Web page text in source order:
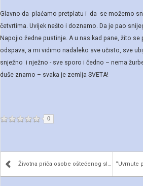
Glavno da plaćamo pretplatu i da se možemo
četvrtima. Uvijek nešto i doznamo. Da je pao
Napojio žedne pustinje. A u nas kad pane, žito
odspava, a mi vidimo nadaleko sve učisto, sve
snježno i nježno - sve sporo i čedno – nema
duše znamo – svaka je zemlja SVETA!
0
Životna priča osobe oštećenog sluha